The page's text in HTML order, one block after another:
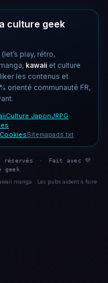
culture geek
(let’s play, rétro,
kawaii et culture
les contenus et
orienté communauté FR,
Culture JaponJRPG
CookiesSitemapads.txt
réservés ·
Fait avec 💜
geek
manga · Les pubs aident à faire